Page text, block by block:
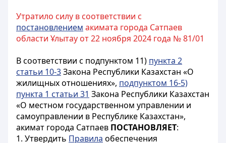
Утратило силу в соответствии с
постановлением акимата города Сатпаев
области Ұлытау от 22 ноября 2024 года № 81/01
В соответствии с подпунктом 11) пункта 2
статьи 10-3Закона Республики Казахстан «О
жилищных отношениях», подпунктом 16-5)
пункта 1 статьи 31 Закона Республики Казахстан
«О местном государственном управлении и
самоуправлении в Республике Казахстан»,
акимат города Сатпаев ПОСТАНОВЛЯЕТ:
1. Утвердить Правила обеспечения